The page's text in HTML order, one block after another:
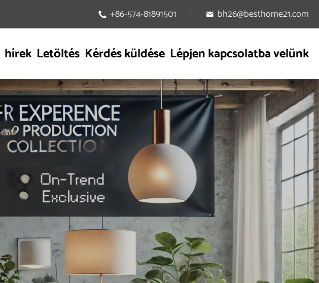
 +86-574-81891501  bh26@besthome21.com
hírek Letöltés Kérdés küldése Lépjen kapcsolatba velünk